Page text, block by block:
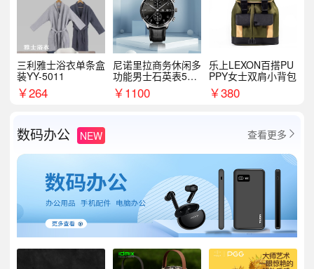
三利雅士浴衣单条盒
装YY-5011
￥264
尼诺里拉商务休闲多
功能男士石英表510
05
￥1100
乐上LEXON百搭PU
PPY女士双肩小背包
￥380
数码办公 NEW 查看更多 